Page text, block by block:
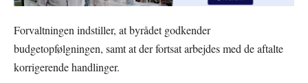
Forvaltningen indstiller, at byrådet godkender
budgetopfølgningen, samt at der fortsat arbejdes med de aftalte
korrigerende handlinger.